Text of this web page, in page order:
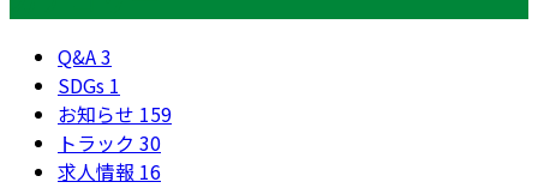
Q&A3
SDGs 1
お知らせ 159
トラック 30
求人情報 16